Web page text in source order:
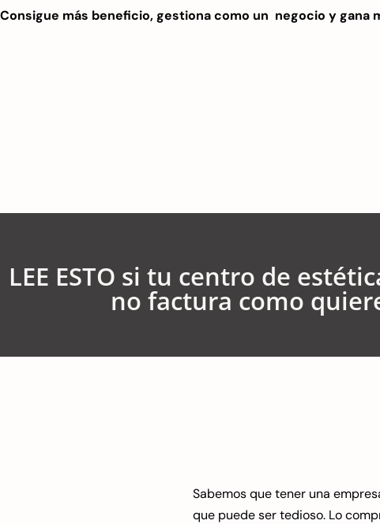
Consigue más beneficio, gestiona como un negocio y gana
LEE ESTO si tu centro de
no factura como
Sabemos que tener una
que puede ser tedioso. Lo